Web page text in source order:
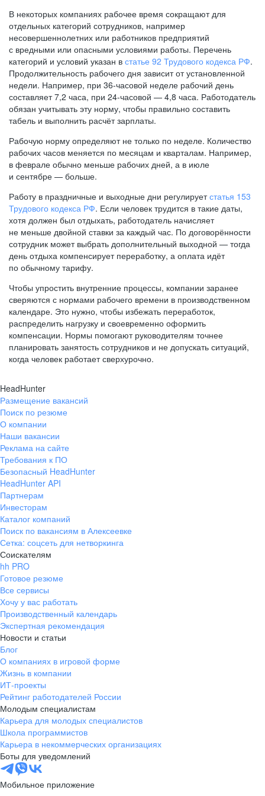
В некоторых компаниях рабочее время сокращают для
отдельных категорий сотрудников, например
несовершеннолетних или работников предприятий
с вредными или опасными условиями работы. Перечень
категорий и условий указан в статье 92 Трудового кодекса РФ.
Продолжительность рабочего дня зависит от установленной
недели. Например, при 36-часовой неделе рабочий день
составляет 7,2 часа, при 24-часовой — 4,8 часа. Работодатель
обязан учитывать эту норму, чтобы правильно составить
табель и выполнить расчёт зарплаты.
Рабочую норму определяют не только по неделе. Количество
рабочих часов меняется по месяцам и кварталам. Например,
в феврале обычно меньше рабочих дней, а в июле
и сентябре — больше.
Работу в праздничные и выходные дни регулируетстатья 153
Трудового кодекса РФ. Если человек трудится в такие даты,
хотя должен был отдыхать, работодатель начисляет
не меньше двойной ставки за каждый час. По договорённости
сотрудник может выбрать дополнительный выходной — тогда
день отдыха компенсирует переработку, а оплата идёт
по обычному тарифу.
Чтобы упростить внутренние процессы, компании заранее
сверяются с нормами рабочего времени в производственном
календаре. Это нужно, чтобы избежать переработок,
распределить нагрузку и своевременно оформить
компенсации. Нормы помогают руководителям точнее
планировать занятость сотрудников и не допускать ситуаций,
когда человек работает сверхурочно.
HeadHunter
Размещение вакансий
Поиск по резюме
О компании
Наши вакансии
Реклама на сайте
Требования к ПО
Безопасный HeadHunter
HeadHunter API
Партнерам
Инвесторам
Каталог компаний
Поиск по вакансиям в Алексеевке
Сетка: соцсеть для нетворкинга
Соискателям
hh PRO
Готовое резюме
Все сервисы
Хочу у вас работать
Производственный календарь
Экспертная рекомендация
Новости и статьи
Блог
О компаниях в игровой форме
Жизнь в компании
ИТ-проекты
Рейтинг работодателей России
Молодым специалистам
Карьера для молодых специалистов
Школа программистов
Карьера в некоммерческих организациях
Боты для уведомлений
Мобильное приложение